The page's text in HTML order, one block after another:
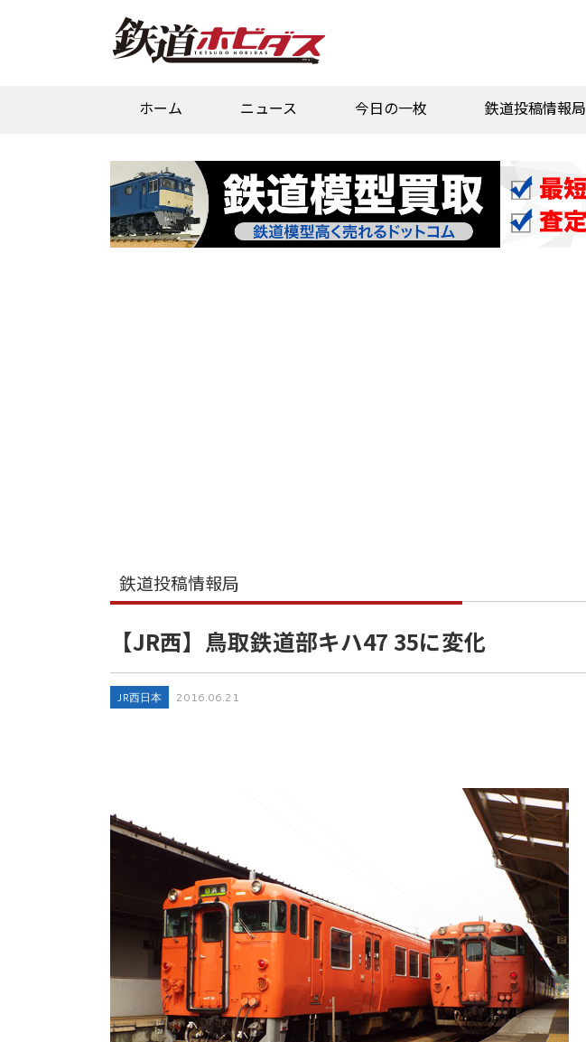
ホーム ニュース 今日の一枚 鉄道投稿情報局
鉄道投稿情報局
【JR西】鳥取鉄道部キハ47 35に変化
JR西日本 2016.06.21